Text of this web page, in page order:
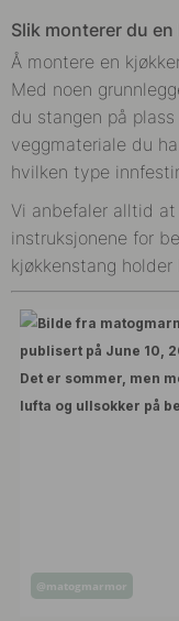
Slik monterer du
Å montere en
Med noen
du stangen på
veggmateriale du
hvilken type
Vi anbefaler alltid
instruksjonene for
kjøkkenstang
Innlegg
@matogmarmor